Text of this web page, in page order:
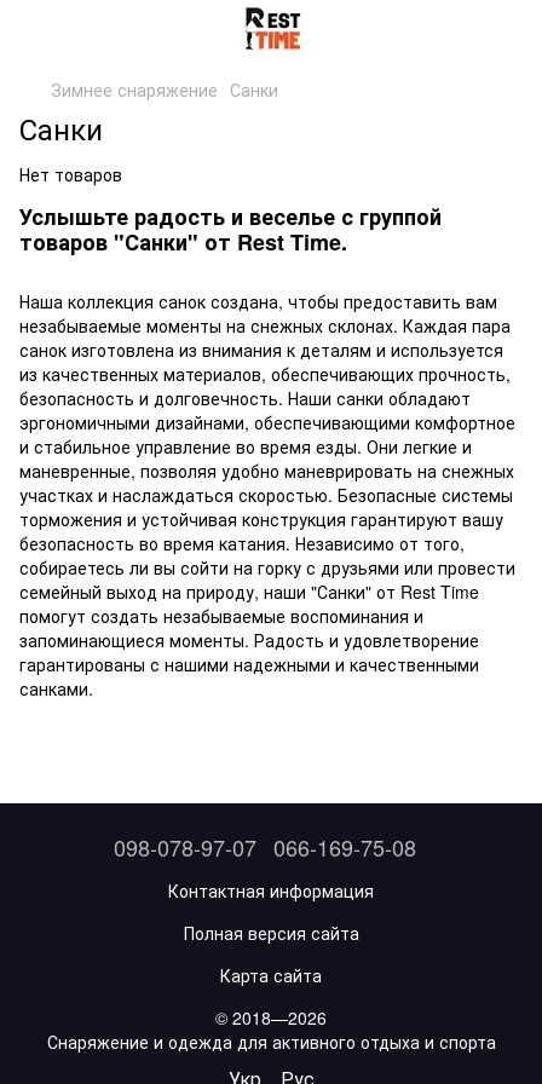
Зимнее снаряжение Санки
Санки
Нет товаров
Услышьте радость и веселье с группой
товаров "Санки" от Rest Time.
Наша коллекция санок создана, чтобы предоставить вам
незабываемые моменты на снежных склонах. Каждая пара
санок изготовлена из внимания к деталям и используется
из качественных материалов, обеспечивающих прочность,
безопасность и долговечность. Наши санки обладают
эргономичными дизайнами, обеспечивающими комфортное
и стабильное управление во время езды. Они легкие и
маневренные, позволяя удобно маневрировать на снежных
участках и наслаждаться скоростью. Безопасные системы
торможения и устойчивая конструкция гарантируют вашу
безопасность во время катания. Независимо от того,
собираетесь ли вы сойти на горку с друзьями или провести
семейный выход на природу, наши "Санки" от Rest Time
помогут создать незабываемые воспоминания и
запоминающиеся моменты. Радость и удовлетворение
гарантированы с нашими надежными и качественными
санками.
098-078-97-07 066-169-75-08
Контактная информация
Полная версия сайта
Карта сайта
© 2018—2026
Снаряжение и одежда для активного отдыха и спорта
Укр Рус